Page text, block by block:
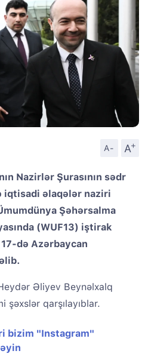
A- A
+
Nazirlər Şurasının sədr
iqtisadi əlaqələr naziri
Şəhərsalma
(WUF13) iştirak
də Azərbaycan
Əliyev Beynəlxalq
şəxslər qarşılayıblar.
bizim "Instagram"